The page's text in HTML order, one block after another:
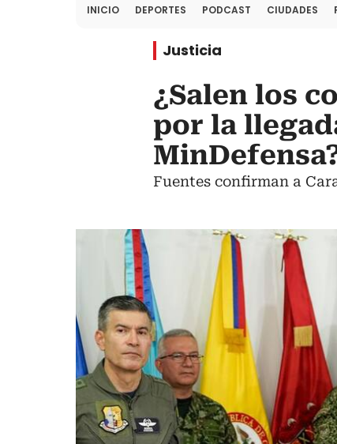
INICIO DEPORTES PODCAST CIUDADES
Justicia
¿Salen los
por la
Fuentes confirman a